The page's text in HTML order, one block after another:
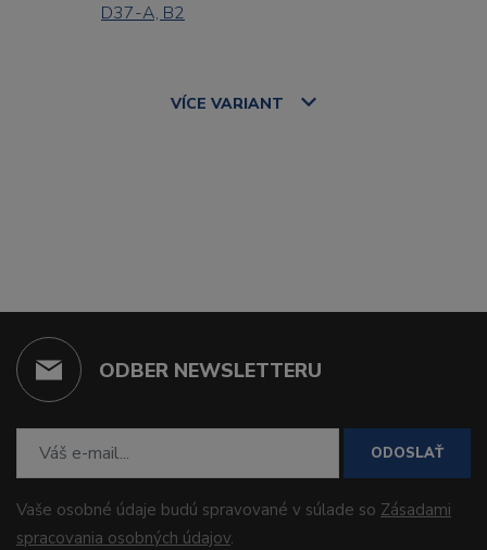
D37-A, B2
VÍCE VARIANT
ODBER NEWSLETTERU
ODOSLAŤ
Vaše osobné údaje budú spravované v súlade so Zásadami
spracovania osobných údajov.